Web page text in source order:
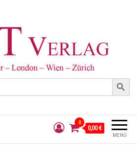
Search Button
MENÜ
0
0,00 €